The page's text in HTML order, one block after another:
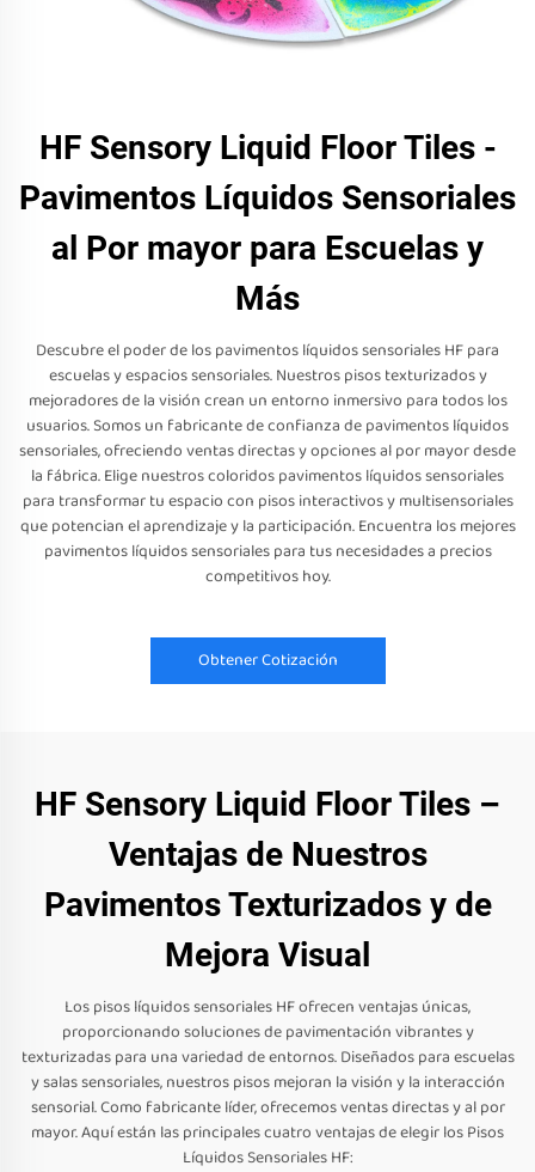
HF Sensory Liquid Floor Tiles -
Pavimentos Líquidos Sensoriales
al Por mayor para Escuelas y
Más
Descubre el poder de los pavimentos líquidos sensoriales HF para
escuelas y espacios sensoriales. Nuestros pisos texturizados y
mejoradores de la visión crean un entorno inmersivo para todos los
usuarios. Somos un fabricante de confianza de pavimentos líquidos
sensoriales, ofreciendo ventas directas y opciones al por mayor desde
la fábrica. Elige nuestros coloridos pavimentos líquidos sensoriales
para transformar tu espacio con pisos interactivos y multisensoriales
que potencian el aprendizaje y la participación. Encuentra los mejores
pavimentos líquidos sensoriales para tus necesidades a precios
competitivos hoy.
Obtener Cotización
HF Sensory Liquid Floor Tiles –
Ventajas de Nuestros
Pavimentos Texturizados y de
Mejora Visual
Los pisos líquidos sensoriales HF ofrecen ventajas únicas,
proporcionando soluciones de pavimentación vibrantes y
texturizadas para una variedad de entornos. Diseñados para escuelas
y salas sensoriales, nuestros pisos mejoran la visión y la interacción
sensorial. Como fabricante líder, ofrecemos ventas directas y al por
mayor. Aquí están las principales cuatro ventajas de elegir los Pisos
Líquidos Sensoriales HF: